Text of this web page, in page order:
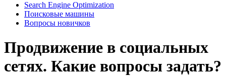
Search Engine Optimization
Поисковые машины
Вопросы новичков
Продвижение в социальных
сетях. Какие вопросы задать?